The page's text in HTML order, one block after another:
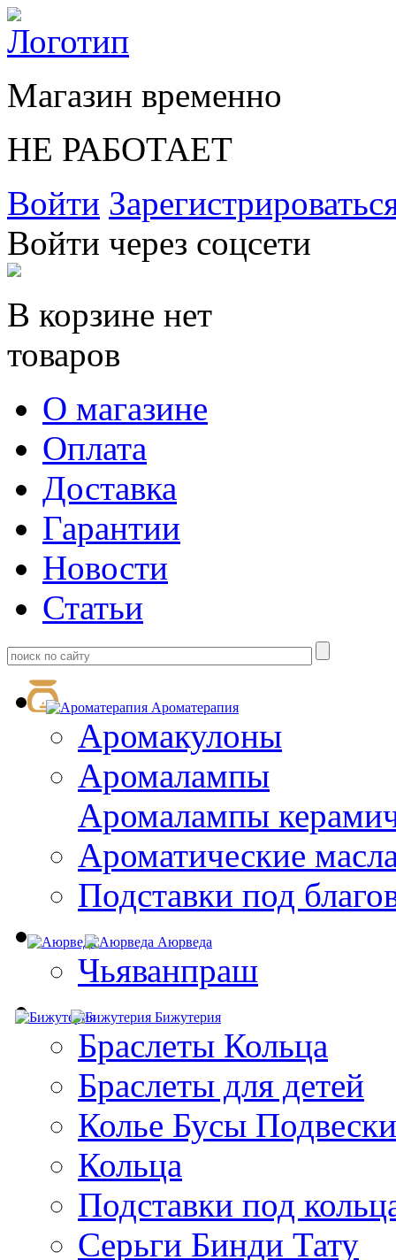
Магазин временно
НЕ РАБОТАЕТ
Войти
Войти через соцсети
В корзине нет
товаров
О магазине
Оплата
Доставка
Гарантии
Новости
Статьи
Ароматерапия
Аромакулоны
Аромалампы
Aромалампы
Ароматические
Подставки под
Аюрведа
Чьяванпраш
Бижутерия
Браслеты Кольца
Браслеты для детей
Колье Бусы Подвески
Кольца
Подставки под
Серьги Бинди Тату